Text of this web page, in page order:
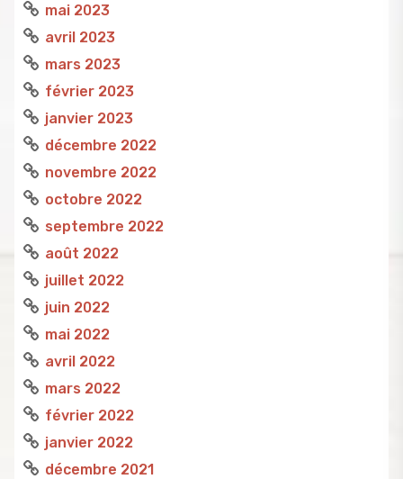
mai 2023
avril 2023
mars 2023
février 2023
janvier 2023
décembre 2022
novembre 2022
octobre 2022
septembre 2022
août 2022
juillet 2022
juin 2022
mai 2022
avril 2022
mars 2022
février 2022
janvier 2022
décembre 2021